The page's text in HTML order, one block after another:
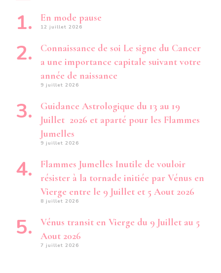
En mode pause
12 juillet 2026
Connaissance de soi Le signe du Cancer
a une importance capitale suivant votre
année de naissance
9 juillet 2026
Guidance Astrologique du 13 au 19
Juillet 2026 et aparté pour les Flammes
Jumelles
9 juillet 2026
Flammes Jumelles Inutile de vouloir
résister à la tornade initiée par Vénus en
Vierge entre le 9 Juillet et 5 Aout 2026
8 juillet 2026
Vénus transit en Vierge du 9 Juillet au 5
Aout 2026
7 juillet 2026